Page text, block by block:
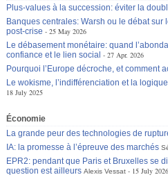
Plus-values à la succession: éviter la
Banques centrales: Warsh ou le débat sur
post-crise
25 May 2026
Le débasement monétaire: quand
confiance et le lien social
27 Apr. 2026
Pourquoi l’Europe décroche, et comment
Le wokisme, l’indifférenciation et la
18 July 2025
Économie
La grande peur des technologies de
IA: la promesse à l’épreuve des marchés
EPR2: pendant que Paris et Bruxelles se
question est ailleurs Alexis Vessat 15 July 2026